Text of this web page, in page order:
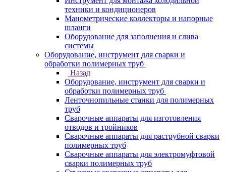
техники и кондиционеров
Манометрические коллекторы и напорные
шланги
Оборудование для заполнения и слива
системы
Оборудование, инструмент для сварки и
обработки полимерных труб
Назад
Оборудование, инструмент для сварки и
обработки полимерных труб
Ленточнопильные станки для полимерных
труб
Сварочные аппараты для изготовления
отводов и тройников
Сварочные аппараты для раструбной сварки
полимерных труб
Сварочные аппараты для электромуфтовой
сварки полимерных труб